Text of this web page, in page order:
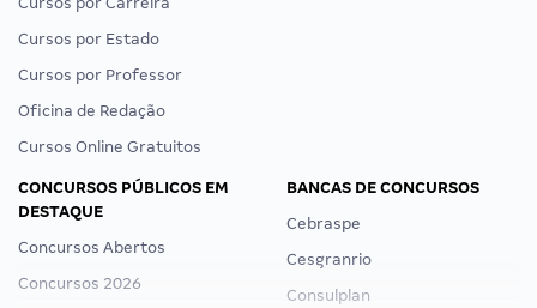
Cursos por Estado
Cursos por Professor
Oficina de Redação
Cursos Online Gratuitos
CONCURSOS PÚBLICOS EM
DESTAQUE
Concursos Abertos
Concursos 2026
BANCAS DE CONCURSOS
Cebraspe
Cesgranrio
Consulplan